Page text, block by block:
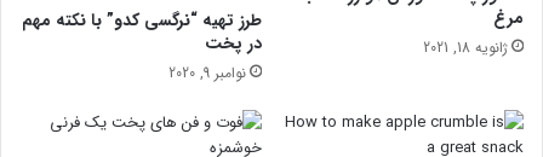
ب
ت
ب
ه
مرغ
ژانویه 18, 2021
طرز تهیه “نرگسی کدو” با نکته مهم
در پخت
نوامبر 9, 2020